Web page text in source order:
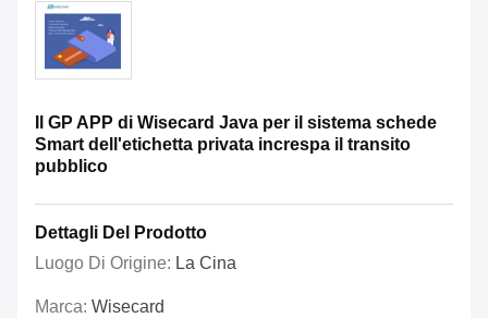
Il GP APP di Wisecard Java per il sistema schede
Smart dell'etichetta privata increspa il transito
pubblico
Dettagli Del Prodotto
Luogo Di Origine: La Cina
Marca: Wisecard